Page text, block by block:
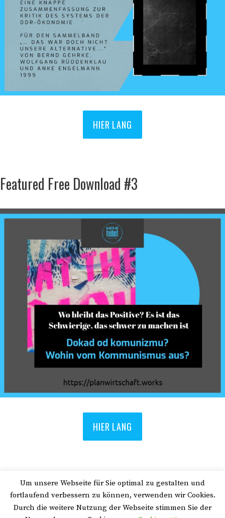
HIER LANG
Featured Free Download #3
HIER LANG
Suchen
Um unsere Webseite für Sie optimal zu gestalten und
fortlaufend verbessern zu können, verwenden wir Cookies.
Durch die weitere Nutzung der Webseite stimmen Sie der